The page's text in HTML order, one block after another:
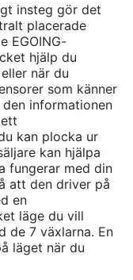
insteg gör det
placerade
EGOING-
hjälp du
när du
som känner
informationen
kan plocka ur
kan hjälpa
fungerar med din
att den driver på
en
läge du vill
de 7 växlarna. En
läget när du